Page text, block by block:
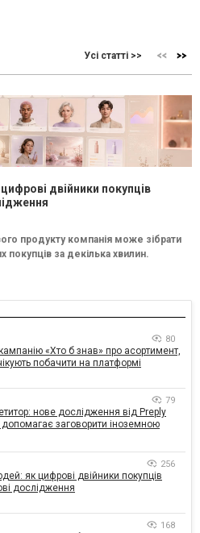
Усі статті >>
двійники покупців
продукту компанія може зібрати
покупців за декілька хвилин.
80
«Хто б знав» про асортимент,
побачити на платформі
79
нове дослідження від Preply
заговорити іноземною
256
як цифрові двійники покупців
дослідження
168